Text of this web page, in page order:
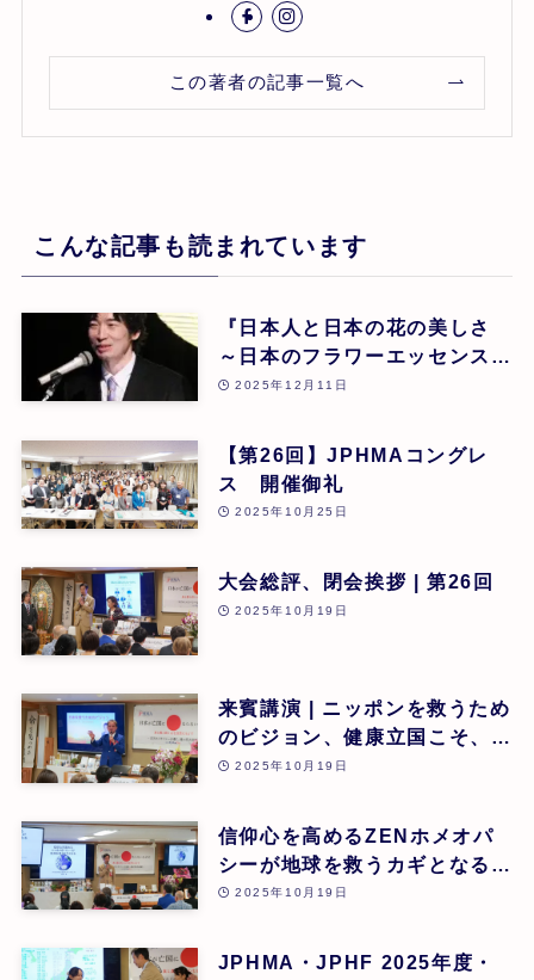
この著者の記事一覧へ
こんな記事も読まれています
『日本人と日本の花の美しさ
～日本のフラワーエッセンスに
よる癒し』 東 昭史
2025年12月11日
【第26回】JPHMAコングレ
ス 開催御礼
2025年10月25日
大会総評、閉会挨拶 | 第26回
2025年10月19日
来賓講演 | ニッポンを救うため
のビジョン、健康立国こそ、日
本再生の道 | 吉野敏明(医療法
ック 院長) | 第26回
2025年10月19日
信仰心を高めるZENホメオパ
シーが地球を救うカギとなる |
道繁良 | 第26回
2025年10月19日
JPHMA・JPHF 2025年度・